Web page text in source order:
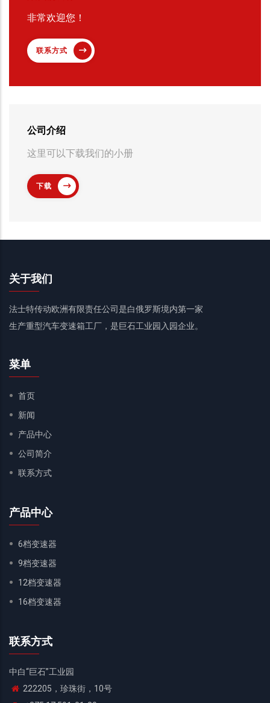
非常欢迎您！
联系方式
公司介绍
这里可以下载我们的小册
下载
关于我们
法士特传动欧洲有限责任公司是白俄罗斯境内第一家
生产重型汽车变速箱工厂，是巨石工业园入园企业。
菜单
首页
新闻
产品中心
公司简介
联系方式
产品中心
6档变速器
9档变速器
12档变速器
16档变速器
联系方式
中白“巨石”工业园
222205，珍珠街，10号